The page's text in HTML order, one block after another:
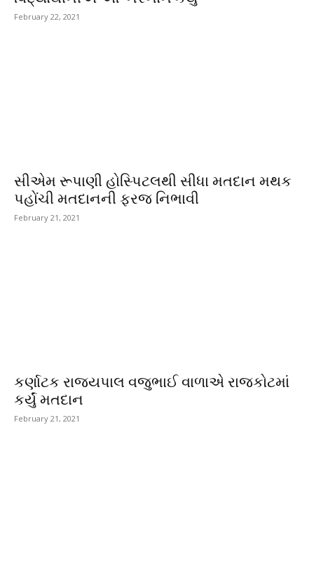
February 22, 2021
સીએમ રૂપાણી હોસ્પિટલથી સીધા મતદાન મથક
પહોંચી મતદાનની ફરજ નિભાવી
February 21, 2021
કર્ણાટક રાજ્યપાલ વજુભાઈ વાળાએ રાજકોટમાં
કર્યું મતદાન
February 21, 2021